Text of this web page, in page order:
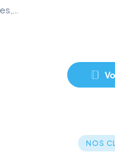
NOS